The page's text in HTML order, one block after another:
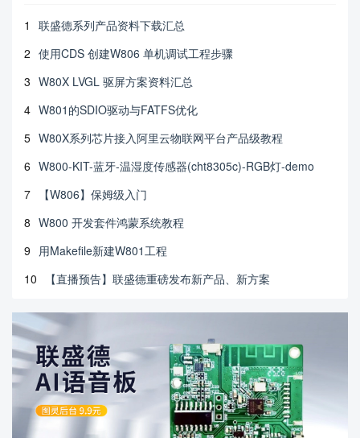
1
联盛德系列产品资料下载汇总
2 使用CDS 创建W806 单机调试工程步骤
3 W80X LVGL 驱屏方案资料汇总
4 W801的SDIO驱动与FATFS优化
5 W80X系列芯片接入阿里云物联网平台产品级教程
6 W800-KIT-蓝牙-温湿度传感器(cht8305c)-RGB灯-demo
7
【W806】保姆级入门
8 W800 开发套件鸿蒙系统教程
9
用Makefile新建W801工程
10
【直播预告】联盛德重磅发布新产品、新方案